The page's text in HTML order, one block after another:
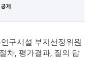
개
구시설 부지선정위원
차, 평가결과, 질의 답